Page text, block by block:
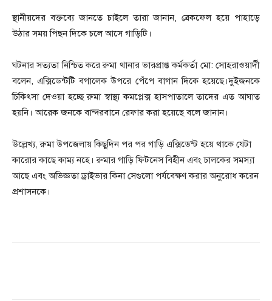
স্থানীয়দের বক্তব্যে জানতে চাইলে তারা জানান, ব্রেকফেল হয়ে পাহাড়ে
উঠার সময় পিছন দিকে চলে আসে গাড়িটি।
ঘটনার সত্যতা নিশ্চিত করে রুমা থানার ভারপ্রাপ্ত কর্মকর্তা মো: সোহরাওয়ার্দী
বলেন, এক্সিডেন্টটি বগালেক উপরে পেঁপে বাগান দিকে হয়েছে।দুইজনকে
চিকিৎসা দেওয়া হচ্ছে রুমা স্বাস্থ্য কমপ্লেক্স হাসপাতালে তাদের এত আঘাত
হয়নি। আরেক জনকে বান্দরবানে রেফার করা হয়েছে বলে জানান।
উল্লেখ্য, রুমা উপজেলায় কিছুদিন পর পর গাড়ি এক্সিডেন্ট হয়ে থাকে যেটা
কারোর কাছে কাম্য নহে। রুমার গাড়ি ফিটনেস বিহীন এবং চালকের সমস্যা
আছে এবং অভিজ্ঞতা ড্রাইভার কিনা সেগুলো পর্যবেক্ষণ করার অনুরোধ করেন
প্রশাসনকে।